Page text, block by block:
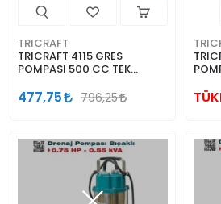
TRICRAFT
TRICRAFT 4115 GRES
POMPASI 500 CC TEK
477,75 796,25